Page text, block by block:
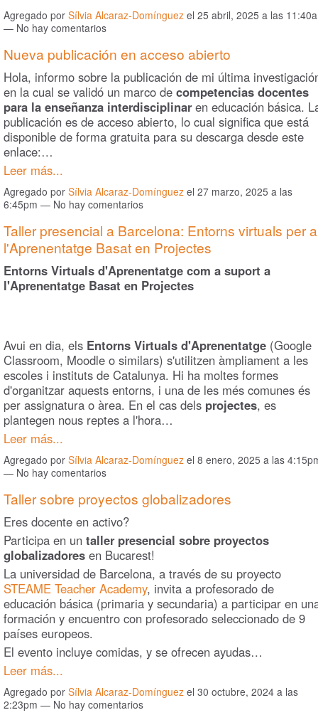
Agregado por Sílvia Alcaraz-Domínguez el 25 abril, 2025 a las
— No hay comentarios
Nueva publicación en acceso abierto
Hola, informo sobre la publicación de mi última
en la cual se validó un marco de competencias docentes
para la enseñanza interdisciplinaren educación básica.
publicación es de acceso abierto, lo cual significa que está
disponible de forma gratuita para su descarga desde este
enlace:…
Leer más...
Agregado por Sílvia Alcaraz-Domínguez el 27 marzo, 2025 a las
6:45pm — No hay comentarios
Taller presencial a Barcelona: Entorns virtuals per a
l'Aprenentatge Basat en Projectes
Entorns Virtuals d'Aprenentatge com a suport a
l'Aprenentatge Basat en Projectes
Avui en dia, els Entorns Virtuals d'Aprenentatge (Google
Classroom, Moodle o similars) s'utilitzen àmpliament a les
escoles i instituts de Catalunya. Hi ha moltes formes
d'organitzar aquests entorns, i una de les més comunes és
per assignatura o àrea. En el cas dels projectes, es
plantegen nous reptes a l'hora…
Leer más...
Agregado por Sílvia Alcaraz-Domínguez el 8 enero, 2025 a las
— No hay comentarios
Taller sobre proyectos globalizadores
Eres docente en activo?
Participa en un taller presencial sobre proyectos
globalizadores en Bucarest!
La universidad de Barcelona, a través de su proyecto
STEAME Teacher Academy, invita a profesorado de
educación básica (primaria y secundaria) a participar en
formación y encuentro con profesorado seleccionado de 9
países europeos.
El evento incluye comidas, y se ofrecen ayudas…
Leer más...
Agregado por Sílvia Alcaraz-Domínguez el 30 octubre, 2024 a las
2:23pm — No hay comentarios